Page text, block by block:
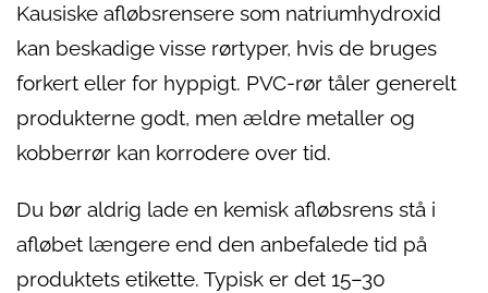
Kausiske afløbsrensere som natriumhydroxid
kan beskadige visse rørtyper, hvis de bruges
forkert eller for hyppigt. PVC-rør tåler generelt
produkterne godt, men ældre metaller og
kobberrør kan korrodere over tid.
Du bør aldrig lade en kemisk afløbsrens stå i
afløbet længere end den anbefalede tid på
produktets etikette. Typisk er det 15–30